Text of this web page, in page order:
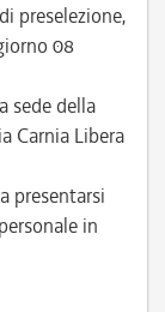
preselezione,
08
sede della
Carnia Libera
presentarsi
in